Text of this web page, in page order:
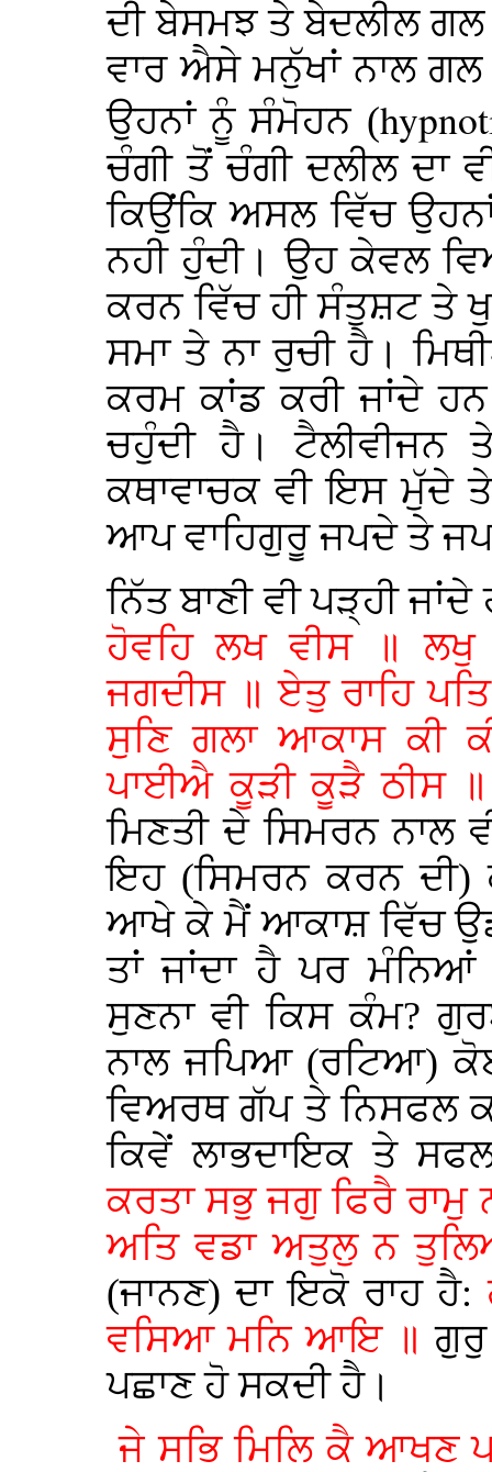
ਦੀ ਬੇਸਮਝ ਤੇ ਬੇਦਲੀਲ
ਵਾਰ ਐਸੇ ਮਨੁੱਖਾਂ ਨਾਲ
ਉਹਨਾਂ ਨੂੰ ਸੰਮੋਹਨ (
ਚੰਗੀ ਤੋਂ ਚੰਗੀ ਦਲੀਲ ਦਾ
ਕਿਉਂਕਿ ਅਸਲ ਵਿੱਚ
ਨਹੀ ਹੁੰਦੀ। ਉਹ ਕੇਵਲ
ਕਰਨ ਵਿੱਚ ਹੀ ਸੰਤੁਸ਼ਟ ਤੇ
ਸਮਾ ਤੇ ਨਾ ਰੁਚੀ ਹੈ।
ਕਰਮ ਕਾਂਡ ਕਰੀ ਜਾਂਦੇ
ਚਹੁੰਦੀ ਹੈ। ਟੈਲੀਵੀਜਨ
ਕਥਾਵਾਚਕ ਵੀ ਇਸ ਮੁੱਦੇ
ਆਪ ਵਾਹਿਗੁਰੂ ਜਪਦੇ ਤੇ
ਨਿੱਤ ਬਾਣੀ ਵੀ ਪੜ੍ਹੀ
ਹੋਵਹਿ ਲਖ ਵੀਸ ॥
ਜਗਦੀਸ ॥ ਏਤੁ ਰਾਹਿ
ਸੁਣਿ ਗਲਾ ਆਕਾਸ ਕੀ
ਪਾਈਐ ਕੂੜੀ ਕੂੜੈ ਠੀਸ
ਮਿਣਤੀ ਦੇ ਸਿਮਰਨ ਨਾਲ
ਇਹ (ਸਿਮਰਨ ਕਰਨ ਦੀ)
ਆਖੇ ਕੇ ਮੈਂ ਆਕਾਸ਼ ਵਿੱਚ
ਤਾਂ ਜਾਂਦਾ ਹੈ ਪਰ ਮੰਨਿਆਂ
ਸੁਣਨਾ ਵੀ ਕਿਸ ਕੰਮ?
ਨਾਲ ਜਪਿਆ (ਰਟਿਆ)
ਵਿਅਰਥ ਗੱਪ ਤੇ ਨਿਸਫਲ
ਕਿਵੇਂ ਲਾਭਦਾਇਕ ਤੇ
ਕਰਤਾ ਸਭੁ ਜਗੁ ਫਿਰੈ
ਅਤਿ ਵਡਾ ਅਤੁਲੁ ਨ
(ਜਾਨਣ) ਦਾ ਇਕੋ ਰਾਹ ਹੈ:
ਵਸਿਆ ਮਨਿ ਆਇ ॥ ਗੁਰੁ
ਪਛਾਣ ਹੋ ਸਕਦੀ ਹੈ।
ਜੇ ਸਭਿ ਮਿਲਿ ਕੈ ਆਖਣ